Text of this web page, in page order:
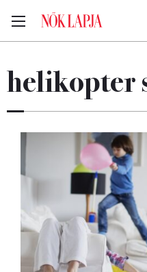
helikopter